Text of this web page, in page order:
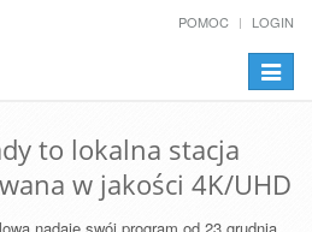
POMOC LOGIN
to lokalna stacja
w jakości 4K/UHD